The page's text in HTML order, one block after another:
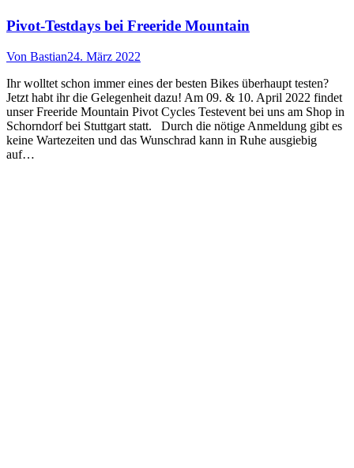
Pivot-Testdays bei Freeride Mountain
Von Bastian24. März 2022
Ihr wolltet schon immer eines der besten Bikes überhaupt testen?
Jetzt habt ihr die Gelegenheit dazu! Am 09. & 10. April 2022 findet
unser Freeride Mountain Pivot Cycles Testevent bei uns am Shop in
Schorndorf bei Stuttgart statt. Durch die nötige Anmeldung gibt es
keine Wartezeiten und das Wunschrad kann in Ruhe ausgiebig
auf…